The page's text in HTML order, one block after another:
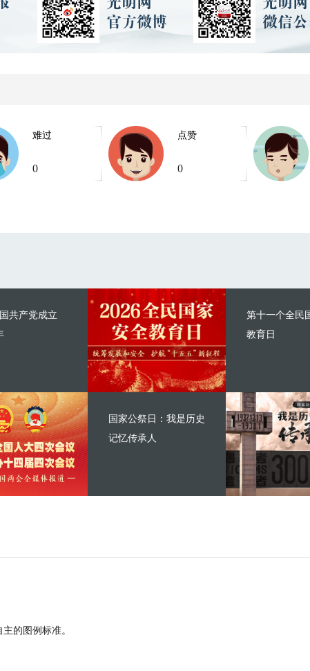
难过
0
点赞
0
共产党成立
第十一个全民
教育日
国家公祭日：我是历史
记忆传承人
的图例标准。